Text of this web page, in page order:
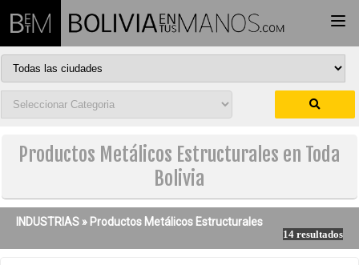
Productos Metálicos Estructurales en Toda
Bolivia
INDUSTRIAS » Productos Metálicos Estructurales
14 resultados